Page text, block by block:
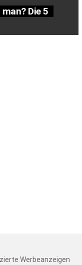
Die 5
Werbeanzeigen